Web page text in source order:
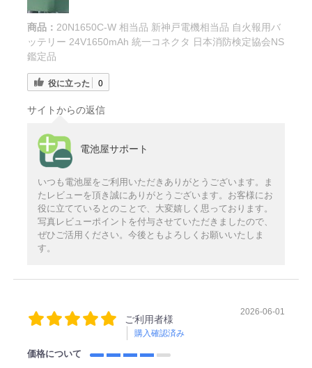
商品： 20N1650C-W 相当品 新神戸電機相当品 自火報用バ
ッテリー 24V1650mAh 統一コネクタ 日本消防検定協会NS
鑑定品
役に立った 0
サイトからの返信
電池屋サポート
いつも電池屋をご利用いただきありがとうございます。ま
たレビューを頂き誠にありがとうございます。お客様にお
役に立てているとのことで、大変嬉しく思っております。
写真レビューポイントを付与させていただきましたので、
ぜひご活用ください。今後ともよろしくお願いいたしま
す。
ご利用者様
購入確認済み
2026-06-01
価格について